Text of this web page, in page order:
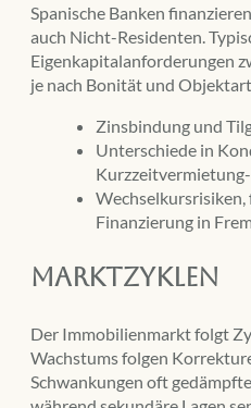
Spanische Banken
auch Nicht-Residenten.
Eigenkapitalanforderungen
je nach Bonität und
Zinsbindung und
Unterschiede in
Finanzierung in
Marktzyklen
Der Immobilienmarkt folgt
Wachstums folgen
Schwankungen oft